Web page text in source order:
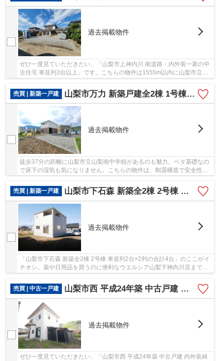
過去掲載物件
ぜひ一度見ていただきたい、「山梨市上神内川 南道路・内外装一新の中
古住宅 車並列3台以上」です。こちらの物件は1555m以内に山梨市立山
梨南中学校があります。快適な室内環境を持つ...
売買 | 新築一戸建
山梨市万力 新築戸建全2棟 1号棟 敷地70坪 車3台並列
過去掲載物件
徒歩37分の距離に山梨市立山梨南中学校があるのも魅力。ベタ基礎なの
で床下の湿気も気になりません。こちらの物件は、制震構造で安全性に
売買 | 新築一戸建
山梨市下石森 新築全2棟 2号棟 車並列2台×2列の合計4台
過去掲載物件
「山梨市下石森 新築全2棟 2号棟 車並列2台×2列の合計4台」のここがイ
チオシ。薬や日用品を買うのに便利なウエルシア山梨下神内川店まで
売買 | 中古一戸建
山梨市西 平成24年築 中古戸建 内外装綺麗にしてお引渡し
過去掲載物件
ぜひ一度見ていただきたい、「山梨市西 平成24年築 中古戸建 内外装綺